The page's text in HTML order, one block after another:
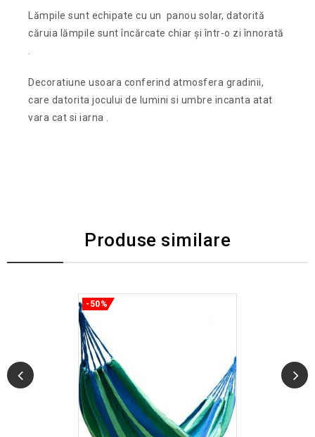
Lămpile sunt echipate cu un panou solar, datorită
căruia lămpile sunt încărcate chiar și într-o zi înnorată
Decoratiune usoara conferind atmosfera gradinii,
care datorita jocului de lumini si umbre incanta atat
vara cat si iarna .
Produse similare
-50%